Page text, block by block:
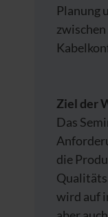
Planung
Ziel der
Das
die
wird auf